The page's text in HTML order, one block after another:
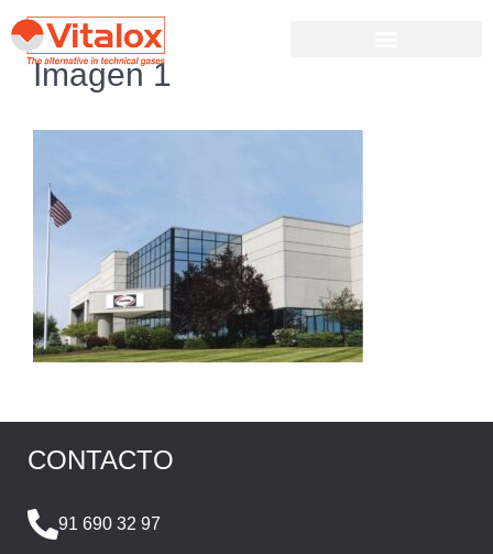
Imagen 1
CONTACTO
91 690 32 97